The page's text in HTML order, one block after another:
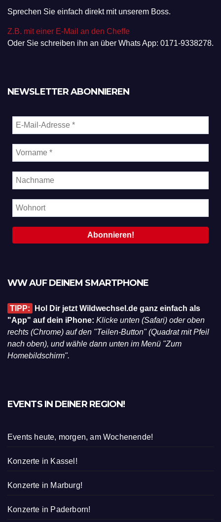
Sprechen Sie einfach direkt mit unserem Boss.
Z.B. mit einer E-Mail an den Cheffe
Oder Sie schreiben ihn an über Whats App: 0171-9338278.
NEWSLETTER ABONNIEREN
WW AUF DEINEM SMARTPHONE
TIPP:
Hol Dir jetzt Wildwechsel.de ganz einfach als
"App" auf dein iPhone: Klicke unten (Safari) oder oben
rechts (Chrome) auf den "Teilen-Button" (Quadrat mit Pfeil
nach oben), und wähle dann unten im Menü "Zum
Homebildschirm".
EVENTS IN DEINER REGION!
Events heute, morgen, am Wochenende!
Konzerte in Kassel!
Konzerte in Marburg!
Konzerte in Paderborn!